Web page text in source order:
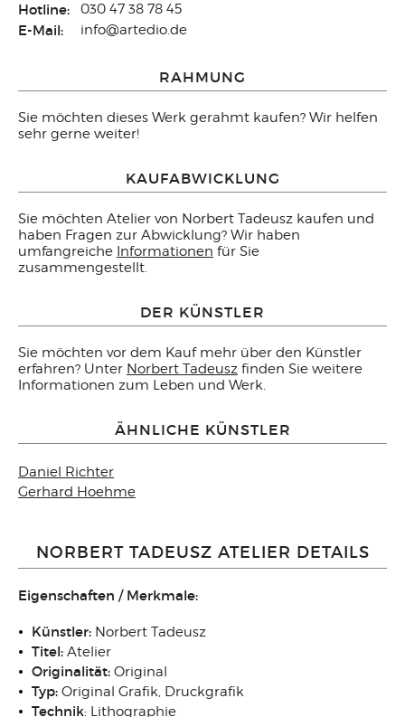
Hotline: 030 47 38 78 45
E-Mail: info@artedio.de
RAHMUNG
Sie möchten dieses Werk gerahmt kaufen? Wir helfen
sehr gerne weiter!
KAUFABWICKLUNG
Sie möchten Atelier von Norbert Tadeusz kaufen und
haben Fragen zur Abwicklung? Wir haben
umfangreiche Informationen für Sie
zusammengestellt.
DER KÜNSTLER
Sie möchten vor dem Kauf mehr über den Künstler
erfahren? Unter Norbert Tadeusz finden Sie weitere
Informationen zum Leben und Werk.
ÄHNLICHE KÜNSTLER
Daniel Richter
Gerhard Hoehme
NORBERT TADEUSZ ATELIER DETAILS
Eigenschaften / Merkmale:
Künstler: Norbert Tadeusz
Titel: Atelier
Originalität: Original
Typ: Original Grafik, Druckgrafik
Technik: Lithographie